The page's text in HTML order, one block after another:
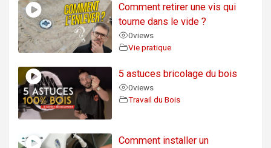
Comment retirer une vis qui
tourne dans le vide ?
0views
Vie pratique
5 astuces bricolage du bois
0views
Travail du Bois
Comment installer un